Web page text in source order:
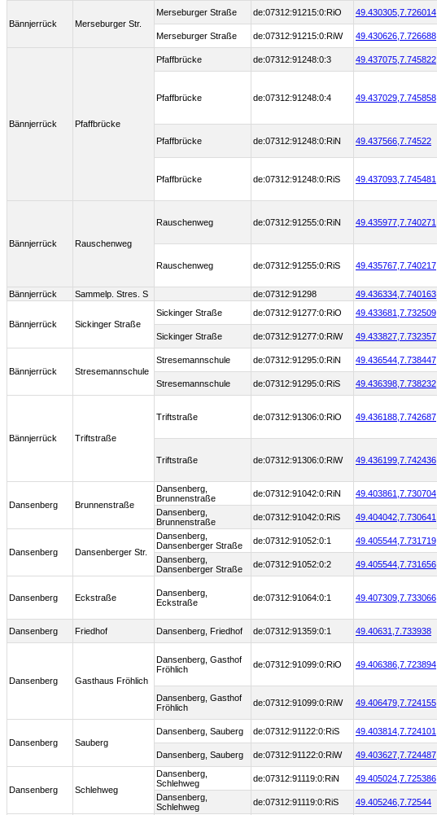
Bännjerrück Merseburger Str.
Merseburger Straße de:07312:91215:0:RiO 49.430305, 7.726014
Merseburger Straße de:07312:91215:0:RiW 49.430626, 7.726688
Bännjerrück Pfaffbrücke
Pfaffbrücke de:07312:91248:0:3 49.437075, 7.745822
Pfaffbrücke de:07312:91248:0:4 49.437029, 7.745858
Pfaffbrücke de:07312:91248:0:RiN 49.437566, 7.74522
Pfaffbrücke de:07312:91248:0:RiS 49.437093, 7.745481
Bännjerrück Rauschenweg
Rauschenweg de:07312:91255:0:RiN 49.435977, 7.740271
Rauschenweg de:07312:91255:0:RiS 49.435767, 7.740217
Bännjerrück Sammelp. Stres. S de:07312:91298 49.436334, 7.740163
Bännjerrück Sickinger Straße
Sickinger Straße de:07312:91277:0:RiO 49.433681, 7.732509
Sickinger Straße de:07312:91277:0:RiW 49.433827, 7.732357
Bännjerrück Stresemannschule
Stresemannschule de:07312:91295:0:RiN 49.436544, 7.738447
Stresemannschule de:07312:91295:0:RiS 49.436398, 7.738232
Bännjerrück Triftstraße
Triftstraße de:07312:91306:0:RiO 49.436188, 7.742687
Triftstraße de:07312:91306:0:RiW 49.436199, 7.742436
Dansenberg Brunnenstraße
Dansenberg,
Brunnenstraße
de:07312:91042:0:RiN 49.403861, 7.730704
Dansenberg,
Brunnenstraße
de:07312:91042:0:RiS 49.404042, 7.730641
Dansenberg Dansenberger Str.
Dansenberg,
Dansenberger Straße
de:07312:91052:0:1 49.405544, 7.731719
Dansenberg,
Dansenberger Straße
de:07312:91052:0:2 49.405544, 7.731656
Dansenberg Eckstraße
Dansenberg,
Eckstraße
de:07312:91064:0:1 49.407309, 7.733066
Dansenberg Friedhof Dansenberg, Friedhof de:07312:91359:0:1 49.40631, 7.733938
Dansenberg Gasthaus Fröhlich
Dansenberg, Gasthof
Fröhlich
de:07312:91099:0:RiO 49.406386, 7.723894
Dansenberg, Gasthof
Fröhlich
de:07312:91099:0:RiW 49.406479, 7.724155
Dansenberg Sauberg
Dansenberg, Sauberg de:07312:91122:0:RiS 49.403814, 7.724101
Dansenberg, Sauberg de:07312:91122:0:RiW 49.403627, 7.724487
Dansenberg Schlehweg
Dansenberg,
Schlehweg
de:07312:91119:0:RiN 49.405024, 7.725386
Dansenberg,
Schlehweg
de:07312:91119:0:RiS 49.405246, 7.72544